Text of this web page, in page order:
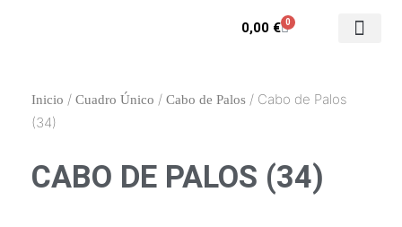
0,00 € 0
Carrito
Inicio / Cuadro Único / Cabo de Palos / Cabo de Palos
(34)
CABO DE PALOS (34)